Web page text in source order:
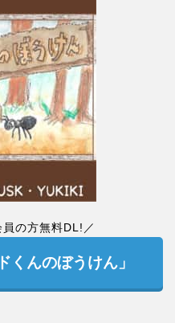
の方無料DL!／
んのぼうけん」